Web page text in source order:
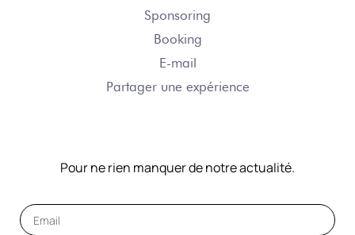
Sponsoring
Booking
E-mail
Partager une expérience
Pour ne rien manquer de notre actualité.